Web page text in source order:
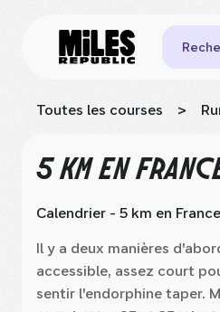
Toutes les courses >
5 KMEN
Calendrier - 5 km en France
Il y a deux manières
accessible, assez court
sentir l'endorphine taper.